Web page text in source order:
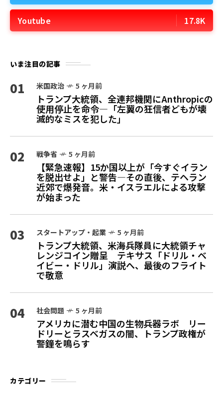
Youtube 17.8K
いま注目の記事
01 米国政治 5 ヶ月前
トランプ大統領、全連邦機関にAnthropicの
使用停止を命令—「左翼の狂信者どもが壊
滅的なミスを犯した」
02 戦争省 5 ヶ月前
【緊急速報】15か国以上が「今すぐイラン
を脱出せよ」と警告—その直後、テヘラン
近郊で爆発音。米・イスラエルによる攻撃
が始まった
03 スタートアップ・起業 5 ヶ月前
トランプ大統領、米海兵隊員に大統領チャ
レンジコイン贈呈 テキサス「ドリル・ベ
イビー・ドリル」演説へ、最後のフライト
で敬意
04 社会問題 5 ヶ月前
アメリカに潜む中国の生物兵器ラボ リー
ドリーとラスベガスの闇、トランプ政権が
警鐘を鳴らす
カテゴリー